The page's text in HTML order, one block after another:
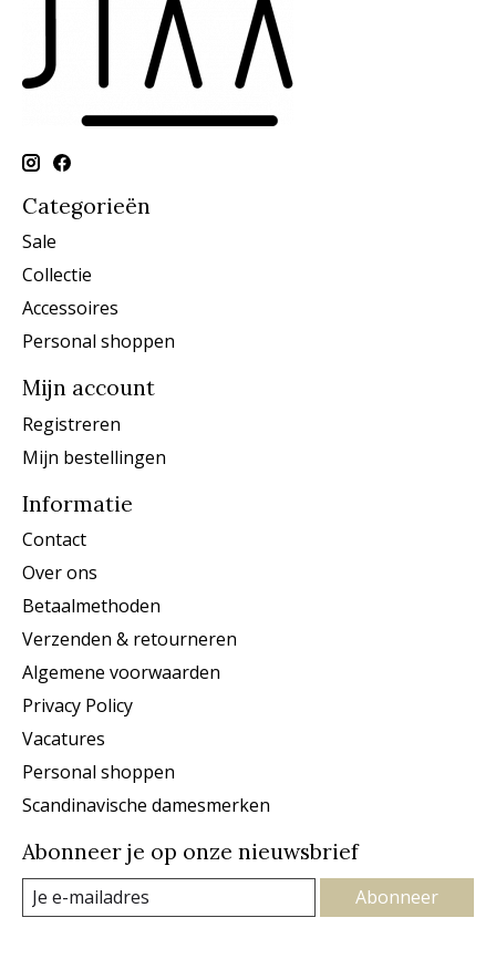
Categorieën
Sale
Collectie
Accessoires
Personal shoppen
Mijn account
Registreren
Mijn bestellingen
Informatie
Contact
Over ons
Betaalmethoden
Verzenden & retourneren
Algemene voorwaarden
Privacy Policy
Vacatures
Personal shoppen
Scandinavische damesmerken
Abonneer je op onze nieuwsbrief
Abonneer